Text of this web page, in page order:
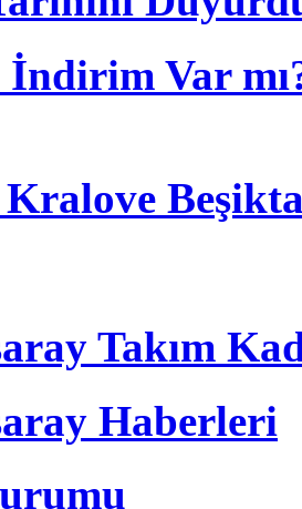
Var
Takım
Haberleri